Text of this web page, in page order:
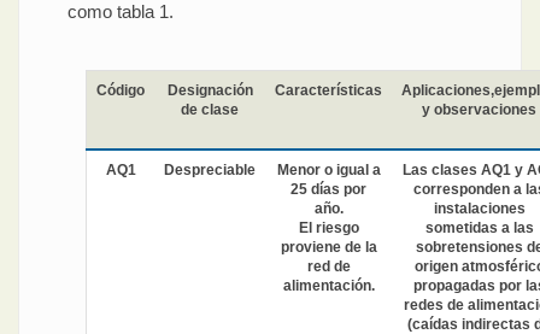
como tabla 1.
Código
Designación
de clase
Características
y observaciones
AQ1 Despreciable
Menor o igual a
25 días por
año.
El riesgo
proviene de la
red de
alimentación.
Las clases AQ1 y
corresponden a
instalaciones
sometidas a las
sobretensiones
origen
propagadas por
redes de
(caídas indirectas